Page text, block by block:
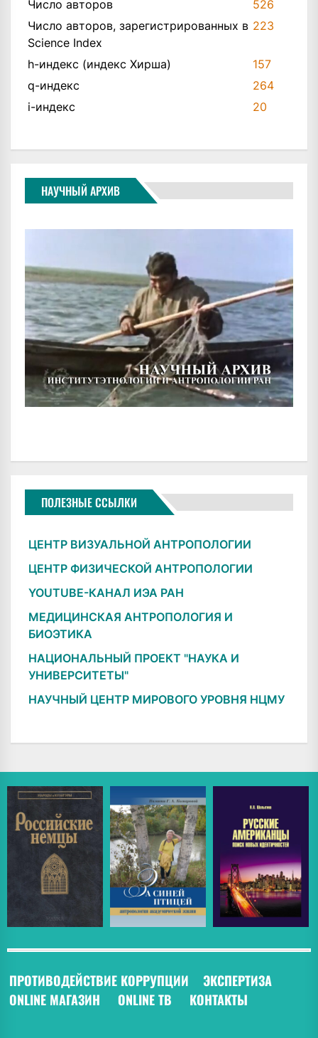
Число авторов
526
Число авторов, зарегистрированных в
Science Index
223
h-индекс (индекс Хирша)
157
q-индекс
264
i-индекс
20
НАУЧНЫЙ АРХИВ
ПОЛЕЗНЫЕ ССЫЛКИ
ЦЕНТР ВИЗУАЛЬНОЙ АНТРОПОЛОГИИ
ЦЕНТР ФИЗИЧЕСКОЙ АНТРОПОЛОГИИ
YOUTUBE-КАНАЛ ИЭА РАН
МЕДИЦИНСКАЯ АНТРОПОЛОГИЯ И
БИОЭТИКА
НАЦИОНАЛЬНЫЙ ПРОЕКТ "НАУКА И
УНИВЕРСИТЕТЫ"
НАУЧНЫЙ ЦЕНТР МИРОВОГО УРОВНЯ НЦМУ
ПРОТИВОДЕЙСТВИЕ КОРРУПЦИИ ЭКСПЕРТИЗА
ONLINE МАГАЗИН
ONLINE ТВ КОНТАКТЫ